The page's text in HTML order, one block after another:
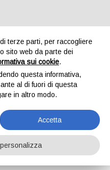
terze parti, per raccogliere
sito web da parte dei
sui cookie.
questa informativa,
al di fuori di questa
in altro modo.
Accetta